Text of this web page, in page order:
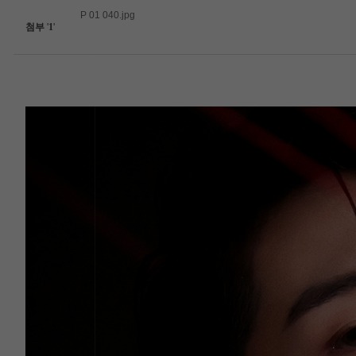
첨부 '1'
P 01 040.jpg